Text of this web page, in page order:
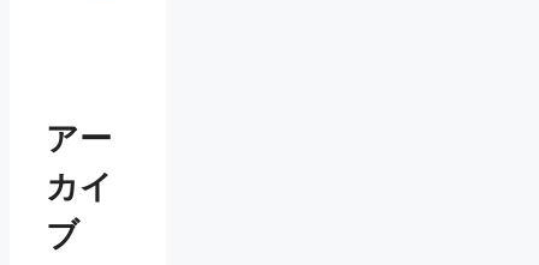
アー
カイ
ブ